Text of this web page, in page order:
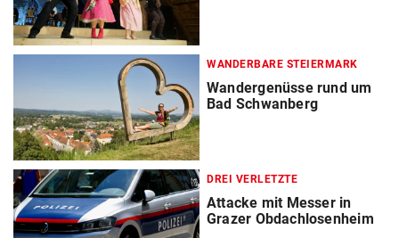
WANDERBARE STEIERMARK
Wandergenüsse rund um
Bad Schwanberg
DREI VERLETZTE
Attacke mit Messer in
Grazer Obdachlosenheim